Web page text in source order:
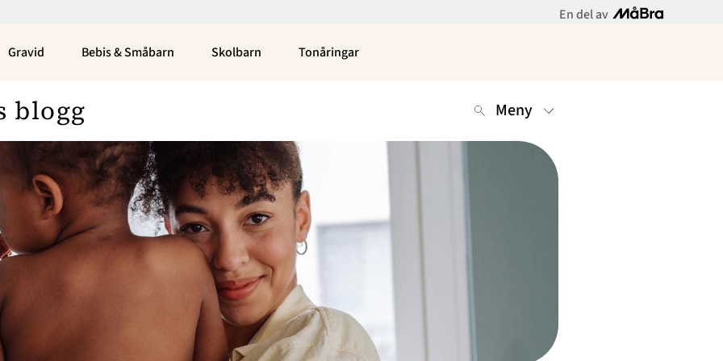
En del av
Gravid Bebis & Småbarn Skolbarn Tonåringar
Bloggar
Nina Campioni
Britton
Wiberg
Edlund Winblad
Öhman
Carlson
Om Oss
Nyhetsbrev
Annonsera
Om Cookies
Kontakta Oss
Hantera Preferenser
blogg Meny